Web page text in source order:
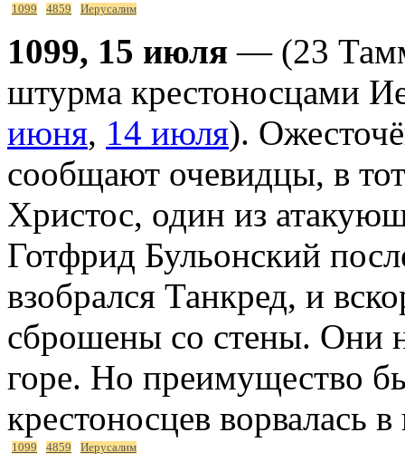
1099 4859 Иерусалим
1099, 15 июля — (23
штурма крестоносцами
июня, 14 июля).
сообщают очевидцы, в
Христос, один из
Готфрид Бульонский
взобрался Танкред, и
сброшены со стены. Они
горе. Но преимущество
крестоносцев ворвалась в
1099 4859 Иерусалим